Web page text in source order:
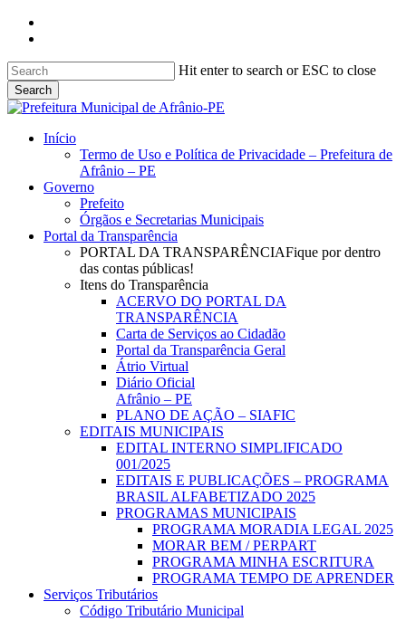
Skip
content
Hit enter to search or ESC to close
Search
Close
search
Menu
Início
Termo de Uso e Política de Privacidade – Prefeitura de
Afrânio – PE
Governo
Prefeito
Órgãos e Secretarias Municipais
Portal da Transparência
PORTAL DA TRANSPARÊNCIAFique por dentro
das contas públicas!
Itens do Transparência
ACERVO DO PORTAL DA
TRANSPARÊNCIA
Carta de Serviços ao Cidadão
Portal da Transparência Geral
Átrio Virtual
Diário Oficial
Afrânio – PE
PLANO DE AÇÃO – SIAFIC
EDITAIS MUNICIPAIS
EDITAL INTERNO SIMPLIFICADO
001/2025
EDITAIS E PUBLICAÇÕES – PROGRAMA
BRASIL ALFABETIZADO 2025
PROGRAMAS MUNICIPAIS
PROGRAMA MORADIA LEGAL 2025
MORAR BEM / PERPART
PROGRAMA MINHA ESCRITURA
PROGRAMA TEMPO DE APRENDER
Serviços Tributários
Código Tributário Municipal